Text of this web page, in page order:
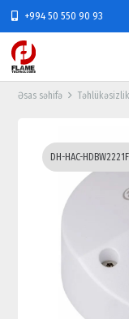
+994 50 550 90 93
Əsas səhifə
DH-HAC-